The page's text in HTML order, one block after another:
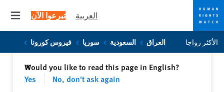
Skip
to
Skip
to
العربية تبرعوا الآن
الأكثر رواجا العراق السعودية سوريا فيروس كورونا
Would you like to read this page in English?
Yes
No, don't ask again
✕إغلاق